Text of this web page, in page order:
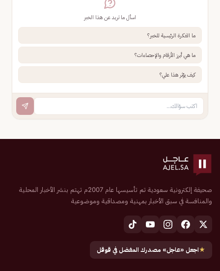
اسأل ما تريد عن هذا الخبر
ما الفكرة الرئيسية للخبر؟
ما هي أبرز الأرقام والإحصاءات؟
كيف يؤثر هذا علي؟
صحيفة إلكترونية سعودية تم تأسيسها عام 2007م تهتم بنشر الأخبار المحلية
والمنافسة في سبق الأخبار بمهنية ومصداقية وموضوعية
★اجعل «عاجل» مصدرك المفضل في قوقل